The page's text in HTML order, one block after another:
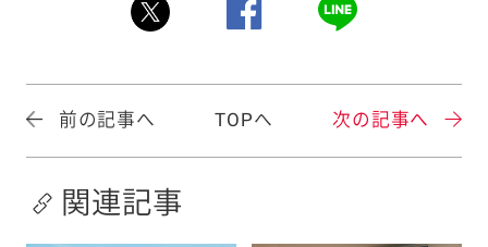
前の記事へ TOPへ 次の記事へ
関連記事